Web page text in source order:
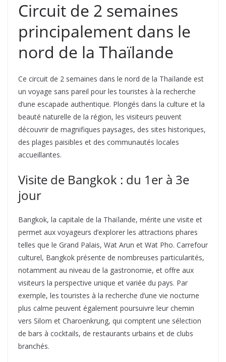
Circuit de 2 semaines
principalement dans le
nord de la Thaïlande
Ce circuit de 2 semaines dans le nord de la Thaïlande est
un voyage sans pareil pour les touristes à la recherche
d’une escapade authentique. Plongés dans la culture et la
beauté naturelle de la région, les visiteurs peuvent
découvrir de magnifiques paysages, des sites historiques,
des plages paisibles et des communautés locales
accueillantes.
Visite de Bangkok : du 1er à 3e
jour
Bangkok, la capitale de la Thaïlande, mérite une visite et
permet aux voyageurs d’explorer les attractions phares
telles que le Grand Palais, Wat Arun et Wat Pho. Carrefour
culturel, Bangkok présente de nombreuses particularités,
notamment au niveau de la gastronomie, et offre aux
visiteurs la perspective unique et variée du pays. Par
exemple, les touristes à la recherche d’une vie nocturne
plus calme peuvent également poursuivre leur chemin
vers Silom et Charoenkrung, qui comptent une sélection
de bars à cocktails, de restaurants urbains et de clubs
branchés.